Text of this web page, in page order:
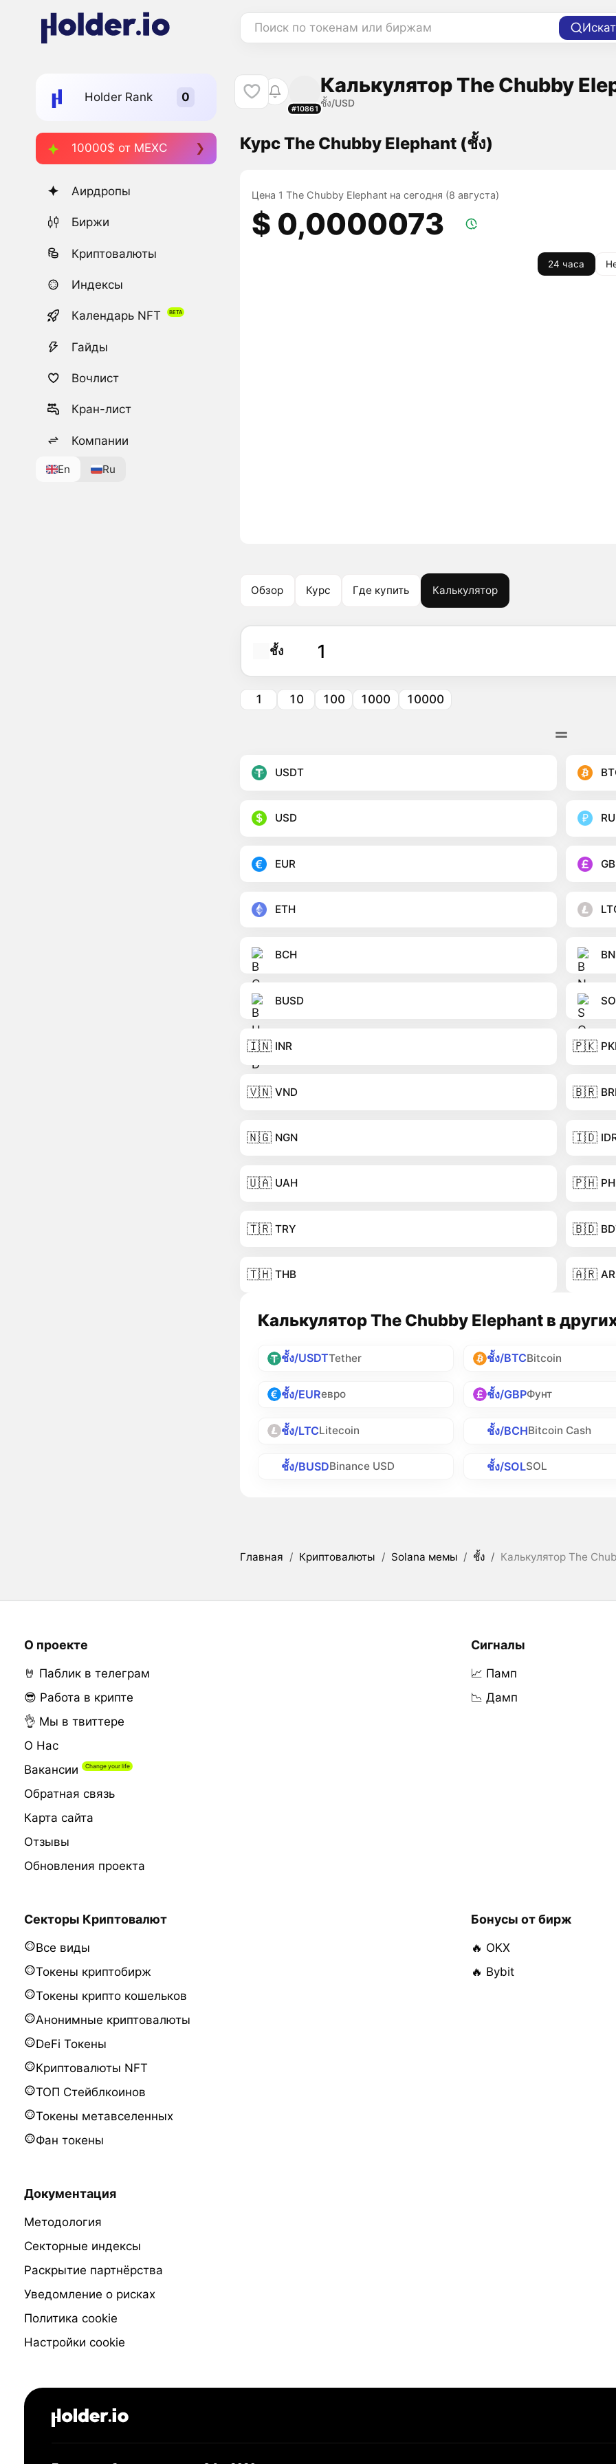
Поиск по токенам или биржам
Holder Rank
10000$ от MEXC
Аирдропы
Биржи
Криптовалюты
Индексы
Календарь NFT
Гайды
Вочлист
Кран-лист
Компании
En Ru
#10861
Калькулятор The Chubby
ชั้ง/USD
Курс The Chubby Elephant (ชั้ง)
Цена 1 The Chubby Elephant на сегодня (8 августа)
$ 0,0000073
24 часа
Обзор Курс Где купить Калькулятор
ชั้ง
1 10 100 1000 10000
USDT
USD
EUR
ETH
BCH
BUSD
🇮🇳 INR 🇵🇰
🇻🇳 VND 🇧🇷
🇳🇬 NGN 🇮🇩
🇺🇦 UAH 🇵🇭
🇹🇷 TRY 🇧🇩
🇹🇭 THB 🇦🇷
Калькулятор The Chubby Elephant в
ชั้ง/USDTTether ชั้ง/BTCBitcoin
ชั้ง/EURевро ชั้ง/GBPФунт
ชั้ง/LTCLitecoin ชั้ง/BCHBitcoin Cash
ชั้ง/BUSDBinance USD ชั้ง/SOLSOL
Главная / Криптовалюты / Solana мемы / ชั้ง / Калькулятор The
О проекте
🤘 Паблик в телеграм
😎 Работа в крипте
👌 Мы в твиттере
О Нас
Вакансии
Обратная связь
Карта сайта
Отзывы
Обновления проекта
Сигналы
📈 Памп
📉 Дамп
Секторы Криптовалют
Все виды
Токены криптобирж
Токены крипто кошельков
Анонимные криптовалюты
DeFi Токены
Криптовалюты NFT
ТОП Стейблкоинов
Токены метавселенных
Фан токены
Бонусы от бирж
🔥 OKX
🔥 Bybit
Документация
Методология
Секторные индексы
Раскрытие партнёрства
Уведомление о рисках
Политика cookie
Настройки cookie